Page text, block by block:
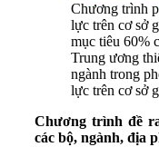
Chương trình
lực trên cơ sở
mục tiêu 60%
Trung ương
ngành trong
lực trên cơ sở
Chương trình đề
các bộ, ngành, địa